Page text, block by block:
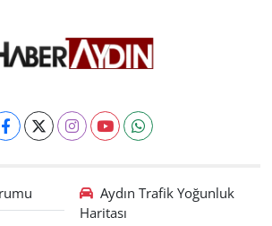
Aydın Trafik Yoğunluk
Haritası